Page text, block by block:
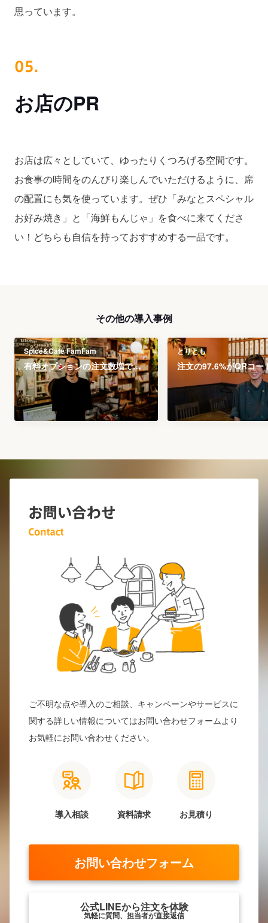
思っています。
お店のPR
お店は広々としていて、ゆったりくつろげる空間です。
お食事の時間をのんびり楽しんでいただけるように、席
の配置にも気を使っています。ぜひ「みなとスペシャル
お好み焼き」と「海鮮もんじゃ」を食べに来てくださ
い！どちらも自信を持っておすすめする一品です。
その他の導入事例
Spice&Cafe FamFam
有料オプションの注文数増で客単価が26.4%UP
とりとも
ご不明な点や導入のご相談、キャンペーンやサービスに
関する詳しい情報についてはお問い合わせフォームより
お気軽にお問い合わせください。
導入相談 資料請求 お見積り
お問い合わせフォーム
公式LINEから注文を体験
気軽に質問、担当者が直接返信